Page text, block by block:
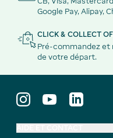
Google Pay, Alipay,
CLICK & COLLECT
Pré-commandez et
de votre départ.